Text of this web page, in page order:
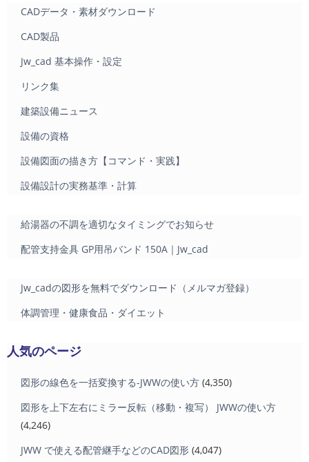
CADデータ・素材ダウンロード
CAD製品
Jw_cad 基本操作・設定
リンク集
建築設備ニュース
設備の資格
設備図面の描き方【コマンド・実践】
設備設計の実務基準・計算
給湯器の不調を適切なタイミングでお知らせ
配管支持金具 GP用吊バンド 150A｜Jw_cad
Jw_cadの図形を無料でダウンロード（メルマガ登録）
体調管理・健康食品・ダイエット
人気のページ
図形の線色を一括変換する-JWWの使い方 (4,350)
図形を上下左右にミラー反転（移動・複写） JWWの使い方
(4,246)
JWW で使える配管継手などのCAD図形 (4,047)